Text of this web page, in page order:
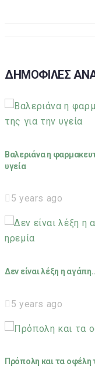
ΔΗΜΟΦΙΛΕΣ
Βαλεριάνα η
υγεία
5 years ago
Δεν είναι λέξη η
5 years ago
Πρόπολη και τα οφέλη